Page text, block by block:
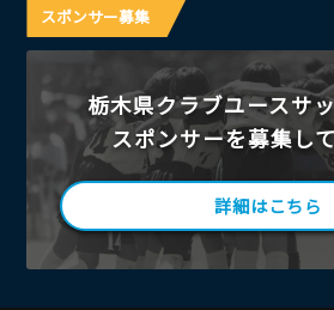
スポンサー募集
栃木県クラブユースサ
スポンサーを募集して
詳細はこちら